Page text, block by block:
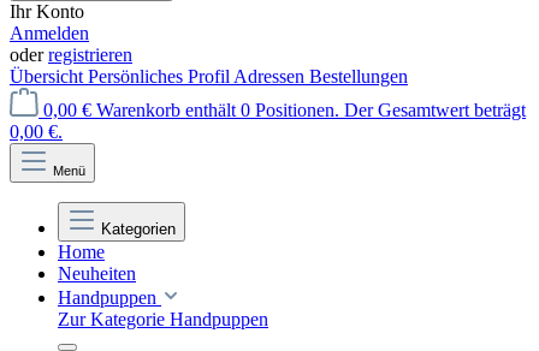
Ihr Konto
Anmelden
oderregistrieren
Übersicht Persönliches Profil Adressen Bestellungen
0,00 € Warenkorb enthält 0 Positionen. Der Gesamtwert beträgt
0,00 €.
Menü
Kategorien
Home
Neuheiten
Handpuppen
Zur Kategorie Handpuppen